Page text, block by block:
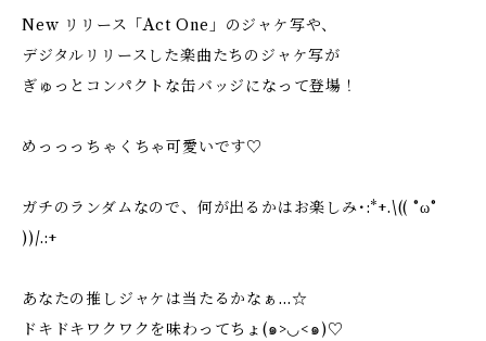
New リリース「Act One」のジャケ写や、
デジタルリリースした楽曲たちのジャケ写が
ぎゅっとコンパクトな缶バッジになって登場！
めっっっちゃくちゃ可愛いです♡
ガチのランダムなので、何が出るかはお楽しみ･:*+.\(( °ω°
))/.:+
あなたの推しジャケは当たるかなぁ…☆
ドキドキワクワクを味わってちょ(๑>◡<๑)♡